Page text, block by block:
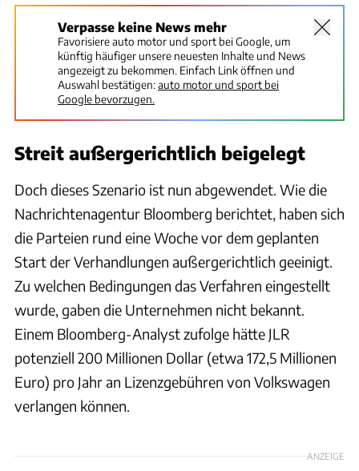
Verpasse keine News mehr
Favorisiere auto motor und sport bei Google, um
künftig häufiger unsere neuesten Inhalte und News
angezeigt zu bekommen. Einfach Link öffnen und
Auswahl bestätigen:auto motor und sport bei
Google bevorzugen.
Streit außergerichtlich beigelegt
Doch dieses Szenario ist nun abgewendet. Wie die
Nachrichtenagentur Bloomberg berichtet, haben sich
die Parteien rund eine Woche vor dem geplanten
Start der Verhandlungen außergerichtlich geeinigt.
Zu welchen Bedingungen das Verfahren eingestellt
wurde, gaben die Unternehmen nicht bekannt.
Einem Bloomberg-Analyst zufolge hätte JLR
potenziell 200 Millionen Dollar (etwa 172,5 Millionen
Euro) pro Jahr an Lizenzgebühren von Volkswagen
verlangen können.
ANZEIGE